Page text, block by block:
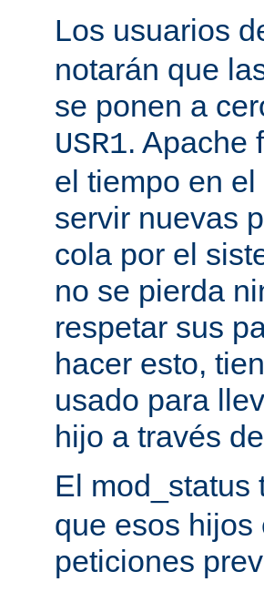
Los usuarios
notarán que
se ponen a
USR1. Apache
el tiempo en
servir nuevas
cola por el
no se pierda
respetar sus
hacer esto,
usado para
hijo a través
El
que esos
peticiones